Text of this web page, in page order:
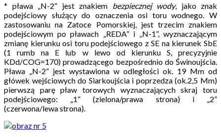
* pława „N-2” jest znakiem bezpiecznej wody, jako znak
podejściowy służący do oznaczenia osi toru wodnego. W
zastosowaniu na Zatoce Pomorskiej, jest trzecim znakiem
podejściowym po pławach „REDA” i „N-1”, wyznaczającym
zmianę kierunku osi toru podejściowego z SE na kierunek SbE
(1 rumb na E lub w lewo od kierunku S, precyzyjnie
KDd/COG=170) prowadzącego bezpośrednio do Świnoujścia.
Pława „N-2” jest wystawiona w odległości ok. 19 Mm od
główek wejściowych do Siarkoujścia i poprzedza (ok.2,5 Mm)
pierwszą parę pław torowych wyznaczających skraj toru
podejściowego: „1” (zielona/prawa strona) i „2”
(czerwona/lewa strona).